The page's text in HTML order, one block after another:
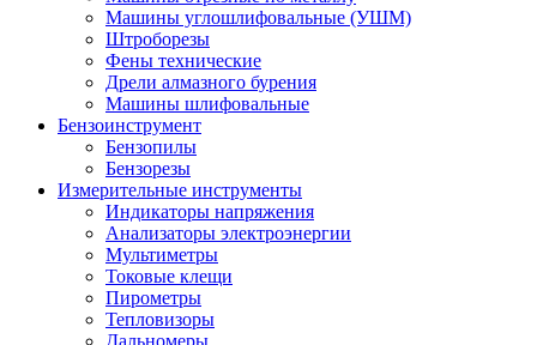
Машины углошлифовальные (УШМ)
Штроборезы
Фены технические
Дрели алмазного бурения
Машины шлифовальные
Бензоинструмент
Бензопилы
Бензорезы
Измерительные инструменты
Индикаторы напряжения
Анализаторы электроэнергии
Мультиметры
Токовые клещи
Пирометры
Тепловизоры
Дальномеры